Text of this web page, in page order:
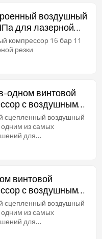
воздушный
для лазерной
компрессор 16 бар 11
резки
одном винтовой
с воздушным
сцепленный воздушный
из самых
для
винтовой
с воздушным
300 л
сцепленный воздушный
из самых
для